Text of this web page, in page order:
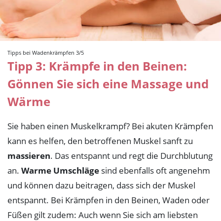
Tipps bei Wadenkrämpfen 3/5
Tipp 3: Krämpfe in den Beinen:
Gönnen Sie sich eine Massage und
Wärme
Sie haben einen Muskelkrampf? Bei akuten Krämpfen
kann es helfen, den betroffenen Muskel sanft zu
massieren. Das entspannt und regt die Durchblutung
an. Warme Umschläge sind ebenfalls oft angenehm
und können dazu beitragen, dass sich der Muskel
entspannt. Bei Krämpfen in den Beinen, Waden oder
Füßen gilt zudem: Auch wenn Sie sich am liebsten